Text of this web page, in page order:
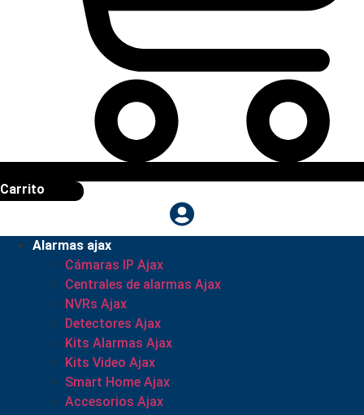
Carrito
Alarmas ajax
Cámaras IP Ajax
Centrales de alarmas Ajax
NVRs Ajax
Detectores Ajax
Kits Alarmas Ajax
Kits Video Ajax
Smart Home Ajax
Accesorios Ajax